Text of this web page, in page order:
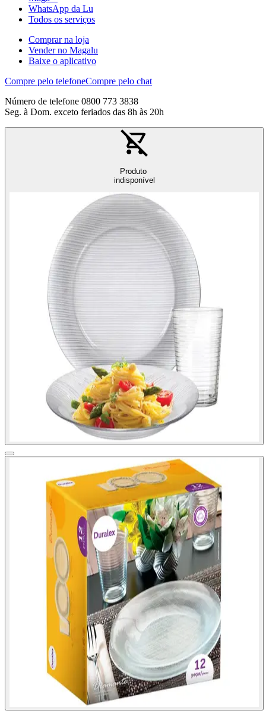
WhatsApp da Lu
Todos os serviços
Comprar na loja
Vender no Magalu
Baixe o aplicativo
Compre pelo telefoneCompre pelo chat
Número de telefone 0800 773 3838
Seg. à Dom. exceto feriados das 8h às 20h
Produto
indisponível